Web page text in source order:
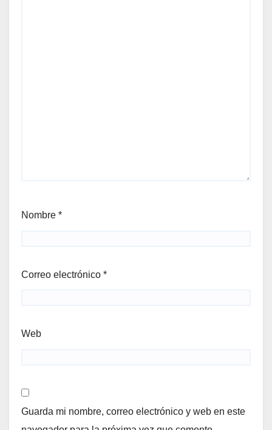
Nombre *
Correo electrónico *
Web
Guarda mi nombre, correo electrónico y web en este